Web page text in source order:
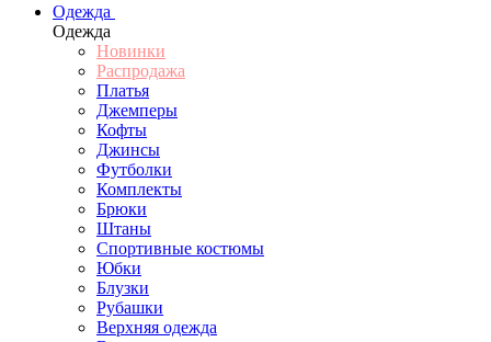
Одежда
Одежда
Новинки
Распродажа
Платья
Джемперы
Кофты
Джинсы
Футболки
Комплекты
Брюки
Штаны
Спортивные костюмы
Юбки
Блузки
Рубашки
Верхняя одежда